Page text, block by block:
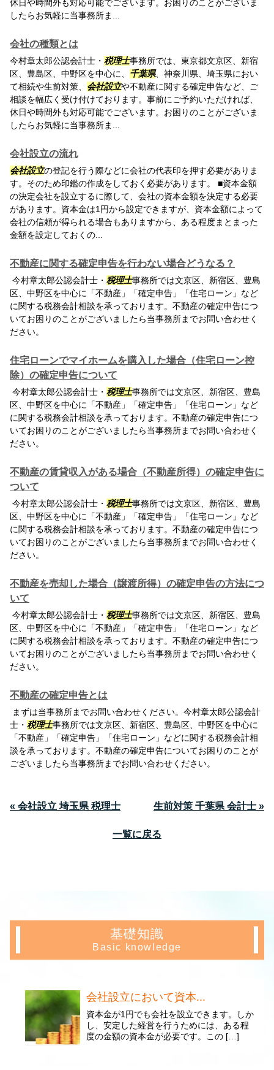
休日や時間外も対応可能でございます。お困りのことがございま
したらお気軽に当事務所ま...
会社の種類とは
今村章太郎公認会計士・ 税理士事務所では、東京都文京区、新宿
区、豊島区、中野区を中心に、 千葉県、神奈川県、埼玉県におい
て相続や生前対策、 会社設立や不動産に関する確定申告など、ご
相談を幅広く受け付けております。事前にご予約いただければ、
休日や時間外も対応可能でございます。お困りのことがございま
したらお気軽に当事務所ま...
会社設立の流れ
会社設立の登記を行う際などに会社の代表印を押す必要がありま
す。そのため印鑑の作成をしておく必要があります。 ■資本金額
の決定会社を設立するに際して、会社の資本金額を決定する必要
があります。資本金は1円から設定できますが、資本金額によって
会社の信頼が得られる場合もありますから、ある程度まとまった
金額を設定しておくの...
不動産に関する確定申告を行わない場合どうなる？
今村章太郎公認会計士・ 税理士事務所では文京区、新宿区、豊島
区、中野区を中心に「不動産」「確定申告」「住宅ローン」など
に関する税務会計相談を承っております。不動産の確定申告につ
いてお困りのことがございましたら当事務所までお問い合わせく
ださい。
住宅ローンでマイホームを購入した場合（住宅ローン控
除）の確定申告について
今村章太郎公認会計士・ 税理士事務所では文京区、新宿区、豊島
区、中野区を中心に「不動産」「確定申告」「住宅ローン」など
に関する税務会計相談を承っております。不動産の確定申告につ
いてお困りのことがございましたら当事務所までお問い合わせく
ださい。
不動産の賃貸収入がある場合（不動産所得）の確定申告に
ついて
今村章太郎公認会計士・ 税理士事務所では文京区、新宿区、豊島
区、中野区を中心に「不動産」「確定申告」「住宅ローン」など
に関する税務会計相談を承っております。不動産の確定申告につ
いてお困りのことがございましたら当事務所までお問い合わせく
ださい。
不動産を売却した場合（譲渡所得）の確定申告の方法につ
いて
今村章太郎公認会計士・ 税理士事務所では文京区、新宿区、豊島
区、中野区を中心に「不動産」「確定申告」「住宅ローン」など
に関する税務会計相談を承っております。不動産の確定申告につ
いてお困りのことがございましたら当事務所までお問い合わせく
ださい。
不動産の確定申告とは
まずは当事務所までお問い合わせください。今村章太郎公認会計
士・ 税理士事務所では文京区、新宿区、豊島区、中野区を中心に
「不動産」「確定申告」「住宅ローン」などに関する税務会計相
談を承っております。不動産の確定申告についてお困りのことが
ございましたら当事務所までお問い合わせください。
« 会社設立 埼玉県 税理士 生前対策 千葉県 会計士 »
一覧に戻る
基礎知識
Basic knowledge
会社設立において資本...
資本金が1円でも会社を設立できます。しか
し、安定した経営を行うためには、ある程
度の金額の資本金が必要です。この […]